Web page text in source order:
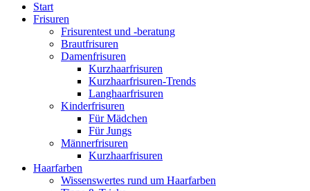
Start
Frisuren
Frisurentest und -beratung
Brautfrisuren
Damenfrisuren
Kurzhaarfrisuren
Kurzhaarfrisuren-Trends
Langhaarfrisuren
Kinderfrisuren
Für Mädchen
Für Jungs
Männerfrisuren
Kurzhaarfrisuren
Haarfarben
Wissenswertes rund um Haarfarben